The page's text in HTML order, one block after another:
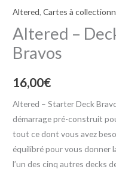
Altered,Cartes à
Altered –
Bravos
16,00€
Altered – Starter Deck
démarrage pré-construit
tout ce dont vous avez
équilibré pour vous donner
l’un des cinq autres decks